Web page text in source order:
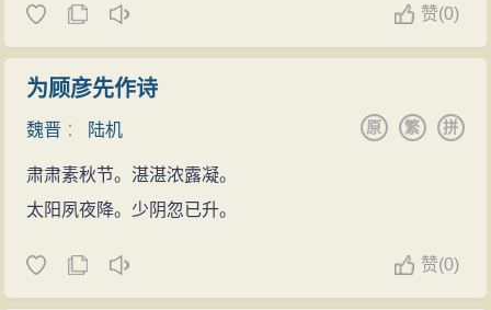
赞(0)
为顾彦先作诗
魏晋 ： 陆机 拼
繁
原
肃肃素秋节。湛湛浓露凝。
太阳夙夜降。少阴忽已升。
赞(0)